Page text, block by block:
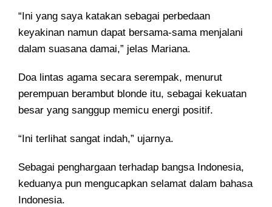
“Ini yang saya katakan sebagai perbedaan
keyakinan namun dapat bersama-sama menjalani
dalam suasana damai,” jelas Mariana.
Doa lintas agama secara serempak, menurut
perempuan berambut blonde itu, sebagai kekuatan
besar yang sanggup memicu energi positif.
“Ini terlihat sangat indah,” ujarnya.
Sebagai penghargaan terhadap bangsa Indonesia,
keduanya pun mengucapkan selamat dalam bahasa
Indonesia.